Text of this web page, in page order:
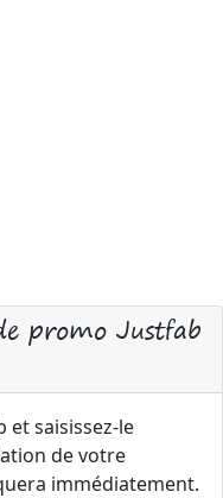
promo Justfab
et saisissez-le
de votre
immédiatement.